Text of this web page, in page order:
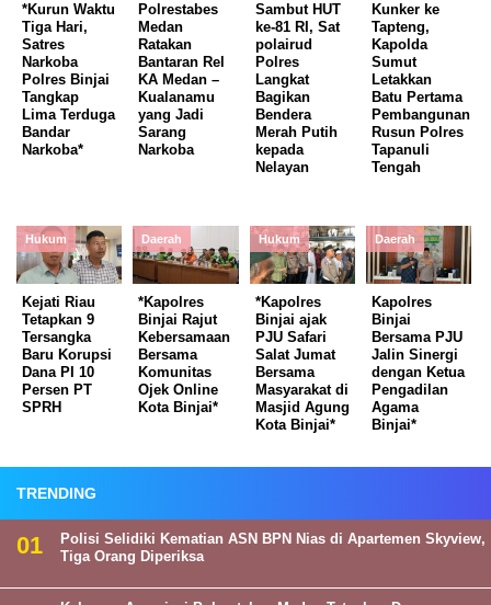
*Kurun Waktu
Tiga Hari,
Satres
Narkoba
Polres Binjai
Tangkap
Lima Terduga
Bandar
Narkoba*
Polrestabes
Medan
Ratakan
Bantaran Rel
KA Medan –
Kualanamu
yang Jadi
Sarang
Narkoba
Sambut HUT
ke-81 RI, Sat
polairud
Polres
Langkat
Bagikan
Bendera
Merah Putih
kepada
Nelayan
Kunker ke
Tapteng,
Kapolda
Sumut
Letakkan
Batu Pertama
Pembangunan
Rusun Polres
Tapanuli
Tengah
Hukum
Kejati Riau
Tetapkan 9
Tersangka
Baru Korupsi
Dana PI 10
Persen PT
SPRH
Daerah
*Kapolres
Binjai Rajut
Kebersamaan
Bersama
Komunitas
Ojek Online
Kota Binjai*
Hukum
*Kapolres
Binjai ajak
PJU Safari
Salat Jumat
Bersama
Masyarakat di
Masjid Agung
Kota Binjai*
Daerah
Kapolres
Binjai
Bersama PJU
Jalin Sinergi
dengan Ketua
Pengadilan
Agama
Binjai*
TRENDING
Polisi Selidiki Kematian ASN BPN Nias di Apartemen Skyview,
Tiga Orang Diperiksa